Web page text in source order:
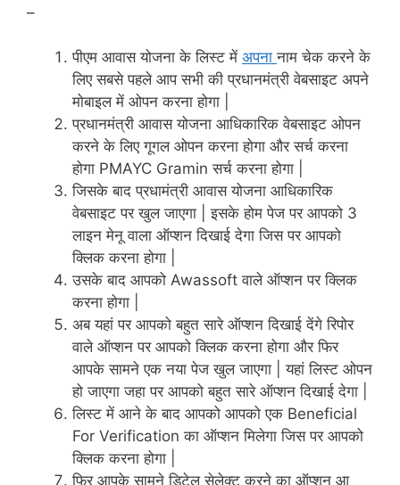
–
पीएम आवास योजना के लिस्ट में अपनानाम चेक करने के
लिए सबसे पहले आप सभी की प्रधानमंत्री वेबसाइट अपने
मोबाइल में ओपन करना होगा |
प्रधानमंत्री आवास योजना आधिकारिक वेबसाइट ओपन
करने के लिए गूगल ओपन करना होगा और सर्च करना
होगा PMAYC Gramin सर्च करना होगा |
जिसके बाद प्रधामंत्री आवास योजना आधिकारिक
वेबसाइट पर खुल जाएगा | इसके होम पेज पर आपको 3
लाइन मेनू वाला ऑप्शन दिखाई देगा जिस पर आपको
क्लिक करना होगा |
उसके बाद आपको Awassoft वाले ऑप्शन पर क्लिक
करना होगा |
अब यहां पर आपको बहुत सारे ऑप्शन दिखाई देंगे रिपोर
वाले ऑप्शन पर आपको क्लिक करना होगा और फिर
आपके सामने एक नया पेज खुल जाएगा | यहां लिस्ट ओपन
हो जाएगा जहा पर आपको बहुत सारे ऑप्शन दिखाई देगा |
लिस्ट में आने के बाद आपको आपको एक Beneficial
For Verification का ऑप्शन मिलेगा जिस पर आपको
क्लिक करना होगा |
फिर आपके सामने डिटेल सेलेक्ट करने का ऑप्शन आ